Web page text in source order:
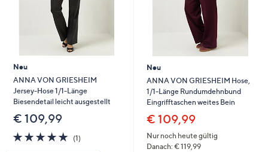
Neu
ANNA VON GRIESHEIM
Jersey-Hose 1/1-Länge
Biesendetail leicht ausgestellt
€ 109,99
5.0
von
(1)1
Neu
ANNA VON GRIESHEIM Hose,
1/1-Länge Rundumdehnbund
Eingrifftaschen weites Bein
€ 109,99
Nur noch heute gültig
Danach: € 119,99